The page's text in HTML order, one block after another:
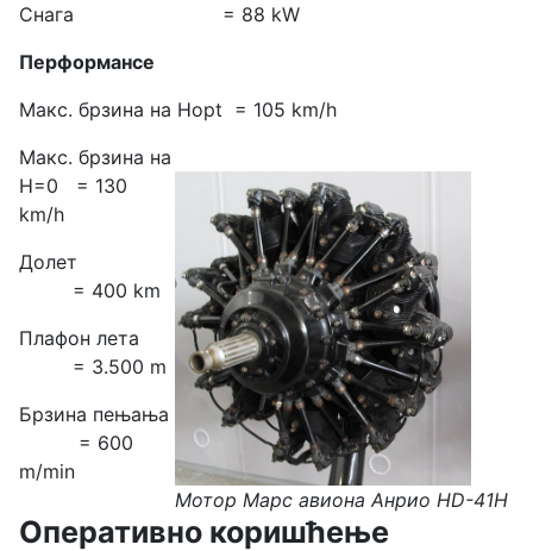
Снага = 88 kW
Перформансе
Макс. брзина на Hopt = 105 km/h
Мотор Марс авиона Анрио HD-41H
Макс. брзина на
H=0 = 130
km/h
Долет
= 400 km
Плафон лета
= 3.500 m
Брзина пењања
= 600
m/min
Оперативно коришћење